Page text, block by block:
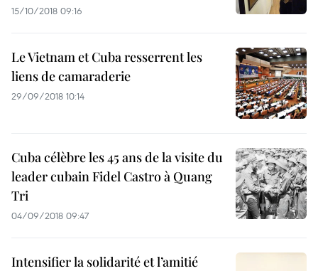
15/10/2018 09:16
Le Vietnam et Cuba resserrent les
liens de camaraderie
29/09/2018 10:14
Cuba célèbre les 45 ans de la visite du
leader cubain Fidel Castro à Quang
Tri
04/09/2018 09:47
Intensifier la solidarité et l’amitié